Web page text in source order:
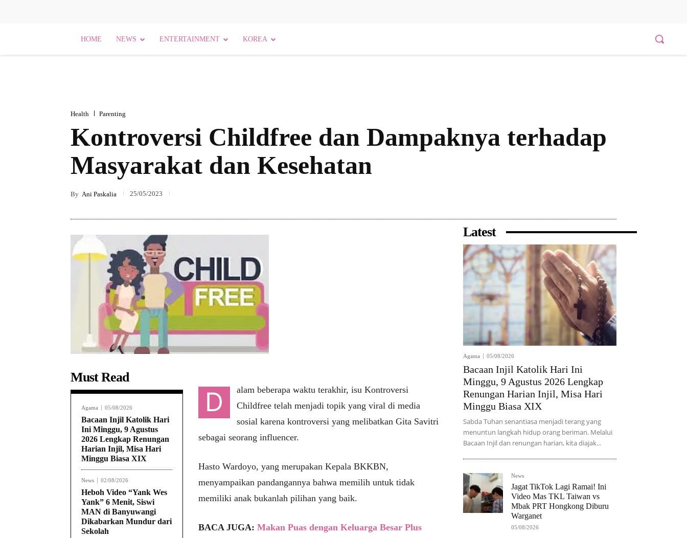
HOME NEWS ENTERTAINMENT KOREA
Health Parenting
Kontroversi Childfree dan Dampaknya terhadap
Masyarakat dan Kesehatan
By Ani Paskalia 25/05/2023
Must Read
Agama 05/08/2026
Bacaan Injil Katolik Hari
Ini Minggu, 9 Agustus
2026 Lengkap Renungan
Harian Injil, Misa Hari
Minggu Biasa XIX
News 02/08/2026
Heboh Video “Yank Wes
Yank” 6 Menit, Siswi
MAN di Banyuwangi
Dikabarkan Mundur dari
Sekolah
D
alam beberapa waktu terakhir, isu Kontroversi
Childfree telah menjadi topik yang viral di media
sosial karena kontroversi yang melibatkan Gita Savitri
sebagai seorang influencer.
Hasto Wardoyo, yang merupakan Kepala BKKBN,
menyampaikan pandangannya bahwa memilih untuk tidak
memiliki anak bukanlah pilihan yang baik.
BACA JUGA: Makan Puas dengan Keluarga Besar Plus
Latest
Agama 05/08/2026
Bacaan Injil Katolik Hari Ini
Minggu, 9 Agustus 2026 Lengkap
Renungan Harian Injil, Misa Hari
Minggu Biasa XIX
Sabda Tuhan senantiasa menjadi terang yang
menuntun langkah hidup orang beriman. Melalui
Bacaan Injil dan renungan harian, kita diajak...
News
Jagat TikTok Lagi Ramai! Ini
Video Mas TKL Taiwan vs
Mbak PRT Hongkong Diburu
Warganet
05/08/2026